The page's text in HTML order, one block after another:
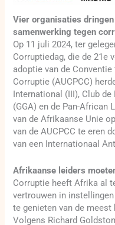
Vier organisaties
samenwerking tegen
Op 11 juli 2024, ter
Corruptiedag, die de 21e
adoptie van de
Corruptie (AUCPCC)
International (III), Club
(GGA) en de Pan-African
van de Afrikaanse Unie
van de AUCPCC te eren
van een Internationaal
Afrikaanse leiders
Corruptie heeft Afrika al
vertrouwen in
te genieten van de
Volgens Richard